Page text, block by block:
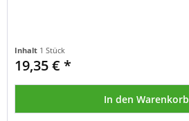
Inhalt 1 Stück
19,35 € *
In den Warenkorb